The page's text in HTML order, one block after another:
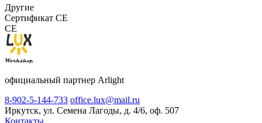
Другие
Сертификат CE
CE
официальный партнер Arlight
8-902-5-144-733 office.lux@mail.ru
Иркутск, ул. Семена Лагоды, д. 4/6, оф. 507